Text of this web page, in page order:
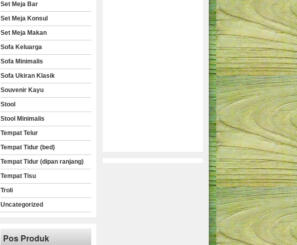
Set Meja Bar
Set Meja Konsul
Set Meja Makan
Sofa Keluarga
Sofa Minimalis
Sofa Ukiran Klasik
Souvenir Kayu
Stool
Stool Minimalis
Tempat Telur
Tempat Tidur (bed)
Tempat Tidur (dipan ranjang)
Tempat Tisu
Troli
Uncategorized
Pos Produk